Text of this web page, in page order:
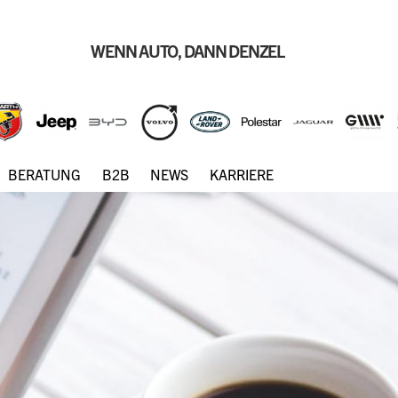
WENN AUTO, DANN DENZEL
BERATUNG B2B NEWS KARRIERE